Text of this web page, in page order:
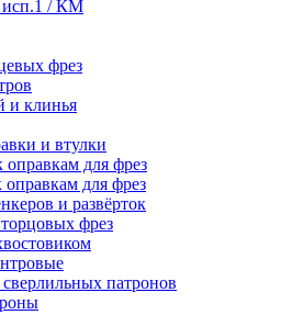
исп.1 / КМ
фрез
и клинья
и втулки
для фрез
для фрез
и развёрток
фрез
патронов